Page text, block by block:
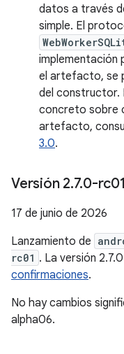
datos a través
simple. El
implementación
el artefacto, se
del constructor.
concreto sobre
artefacto,
3.0.
Versión 2.7.0-rc01
17 de junio de 2026
Lanzamiento de
rc01 . La versión
confirmaciones.
No hay cambios
alpha06.